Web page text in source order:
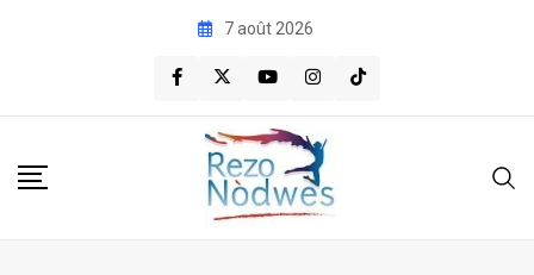
7 août 2026